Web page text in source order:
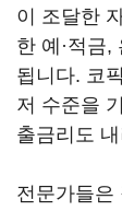
이 조달한
한 예·적금,
됩니다. 코
저 수준을
출금리도
전문가들은